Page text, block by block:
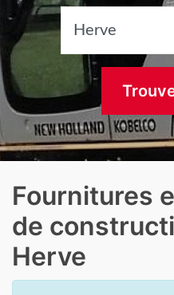
Fournitures
de
Herve